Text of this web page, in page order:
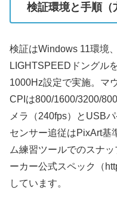
検証環境と手順（
検証はWindows 11環境
LIGHTSPEEDドングル
1000Hz設定で実施。マ
CPIは800/1600/3200/
メラ（240fps）とUSB
センサー追従はPixArt基
ム練習ツールでのスナ
ーカー公式スペック（
しています。